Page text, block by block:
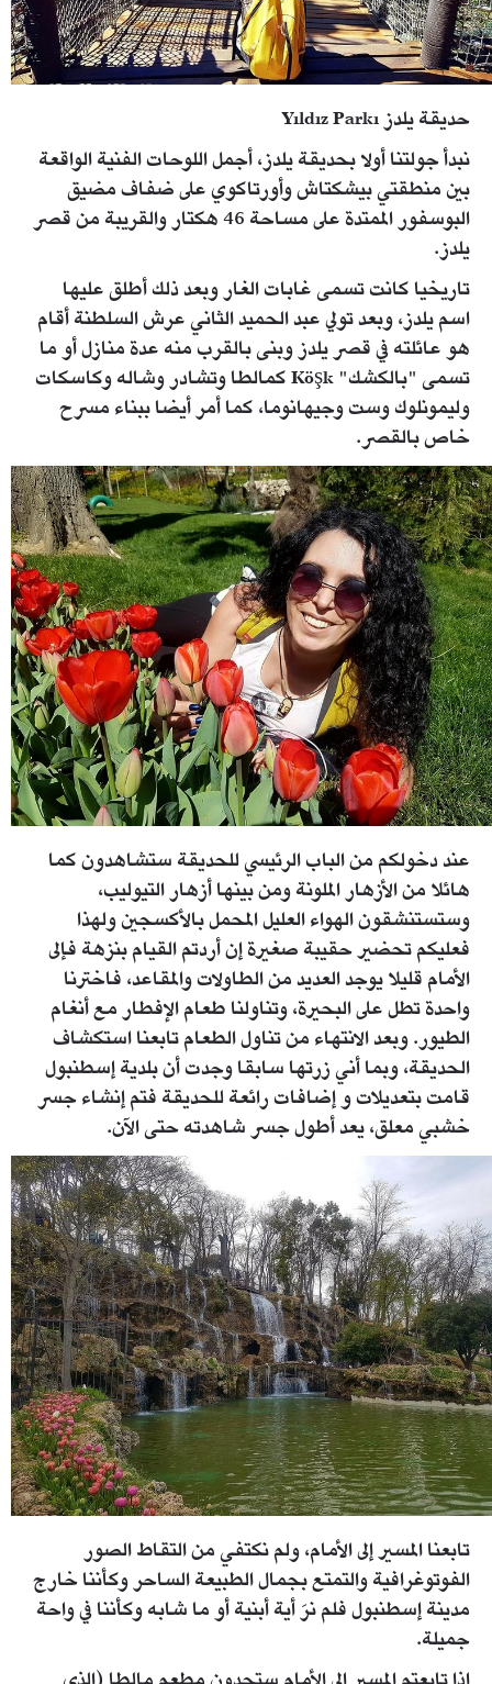
حديقة يلدز Yıldız Parkı
نبدأ جولتنا أولا بحديقة يلدز، أجمل اللوحات الفنية الواقعة
بين منطقتي بيشكتاش وأورتاكوي على ضفاف مضيق
البوسفور الممتدة على مساحة 46 هكتار والقريبة من قصر
يلدز.
تاريخيا كانت تسمى غابات الغار وبعد ذلك أطلق عليها
اسم يلدز، وبعد تولي عبد الحميد الثاني عرش السلطنة أقام
هو عائلته في قصر يلدز وبنى بالقرب منه عدة منازل أو ما
تسمى "بالكشك" Köşk كمالطا وتشادر وشاله وكاسكات
وليمونلوك وست وجيهانوما، كما أمر أيضا ببناء مسرح
خاص بالقصر.
2.jpg
عند دخولكم من الباب الرئيسي للحديقة ستشاهدون كما
هائلا من الأزهار الملونة ومن بينها أزهار التيوليب،
وستستنشقون الهواء العليل المحمل بالأكسجين ولهذا
فعليكم تحضير حقيبة صغيرة إن أردتم القيام بنزهة فإلى
الأمام قليلا يوجد العديد من الطاولات والمقاعد، فاخترنا
واحدة تطل على البحيرة، وتناولنا طعام الإفطار مع أنغام
الطيور. وبعد الانتهاء من تناول الطعام تابعنا استكشاف
الحديقة، وبما أني زرتها سابقا وجدت أن بلدية إسطنبول
قامت بتعديلات و إضافات رائعة للحديقة فتم إنشاء جسر
خشبي معلق، يعد أطول جسر شاهدته حتى الآن.
6.jpg
تابعنا المسير إلى الأمام، ولم نكتفي من التقاط الصور
الفوتوغرافية والتمتع بجمال الطبيعة الساحر وكأننا خارج
مدينة إسطنبول فلم نرَ أية أبنية أو ما شابه وكأننا في واحة
جميلة.